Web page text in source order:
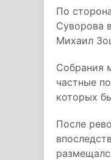
По
Суворова
Михаил
Собрания
частные
которых
После